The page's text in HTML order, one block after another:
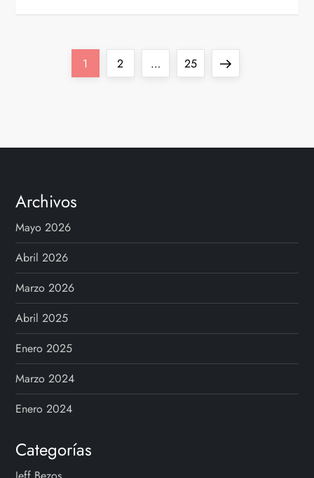
n
a
c
i
ó
n
d
e
Página
1 Página
2 … Página
25
Siguiente
Archivos
Mayo 2026
Abril 2026
Marzo 2026
Abril 2025
Enero 2025
Marzo 2024
Enero 2024
Categorías